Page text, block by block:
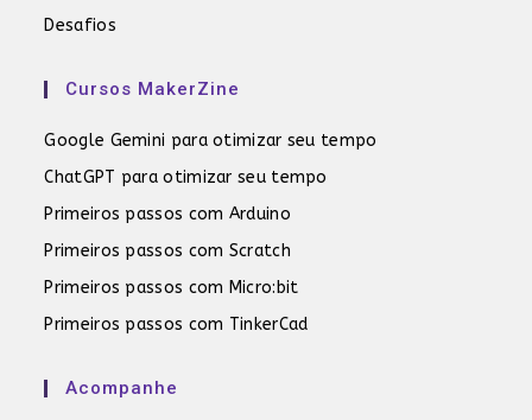
Desafios
Cursos MakerZine
Google Gemini para otimizar seu tempo
ChatGPT para otimizar seu tempo
Primeiros passos com Arduino
Primeiros passos com Scratch
Primeiros passos com Micro:bit
Primeiros passos com TinkerCad
Acompanhe